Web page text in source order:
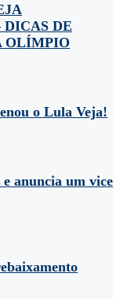
DICAS DE
OLÍMPIO
o Lula Veja!
anuncia um vice